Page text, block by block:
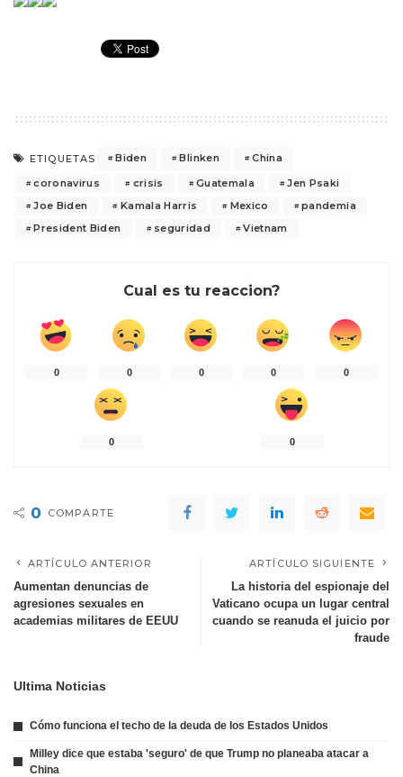
ETIQUETAS Biden Blinken
China
coronavirus
crisis Guatemala
Jen Psaki
Joe Biden
Kamala Harris Mexico
pandemia
President Biden
seguridad Vietnam
Cual es tu reaccion?
0 0 0 0 0
0 0
0 COMPARTE
ARTÍCULO ANTERIOR
Aumentan denuncias de
agresiones sexuales en
academias militares de EEUU
ARTÍCULO SIGUIENTE
La historia del espionaje del
Vaticano ocupa un lugar central
cuando se reanuda el juicio por
fraude
Ultima Noticias
Cómo funciona el techo de la deuda de los Estados Unidos
Milley dice que estaba 'seguro' de que Trump no planeaba atacar a
China